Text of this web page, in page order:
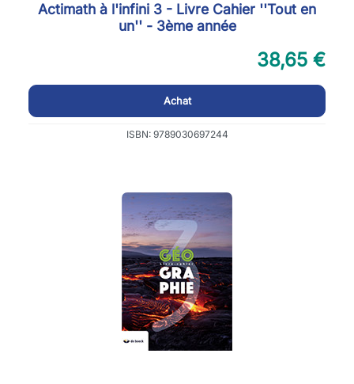
Actimath à l'infini 3 - Livre Cahier ''Tout en
un'' - 3ème année
38,65 €
Achat
ISBN: 9789030697244